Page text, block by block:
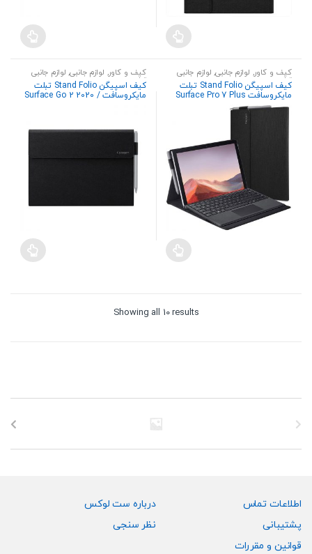
کیف و کاور, لوازم جانبی, لوازم جانبی
تبلت
کیف اسپیگن Stand Folio تبلت
مایکروسافت Surface Pro 7 Plus
2021 / Pro 7 2019 / Pro 6 2018
کیف و کاور, لوازم جانبی, لوازم جانبی
تبلت
کیف اسپیگن Stand Folio تبلت
مایکروسافت Surface Go 2 2020 /
Showing all 10 results
اطلاعات تماس
پشتیبانی
قوانین و مقررات
درباره ست لوکس
نظر سنجی